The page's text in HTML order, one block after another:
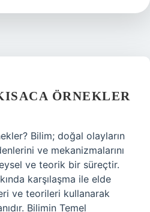
ÖRNEKLER
Bilim; doğal olayların
ve mekanizmalarını
ve teorik bir süreçtir.
karşılaşma ile elde
ve teorileri kullanarak
Bilimin Temel